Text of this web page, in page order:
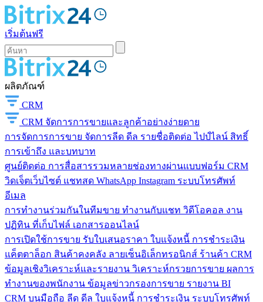
เริ่มต้นฟรี
ผลิตภัณฑ์
CRM
CRM จัดการการขายและลูกค้าอย่างง่ายดาย
การจัดการการขาย จัดการลีด ดีล รายชื่อติดต่อ ไปป์ไลน์ สิทธิ์
การเข้าถึง และบทบาท
ศูนย์ติดต่อ การสื่อสารรวมหลายช่องทางผ่านแบบฟอร์ม CRM
วิดเจ็ตเว็บไซต์ แชทสด WhatsApp Instagram ระบบโทรศัพท์
อีเมล
การทำงานร่วมกันในทีมขาย ทำงานกับแชท วิดีโอคอล งาน
ปฏิทิน ที่เก็บไฟล์ เอกสารออนไลน์
การเปิดใช้การขาย รับใบเสนอราคา ใบแจ้งหนี้ การชำระเงิน
แค็ตตาล็อก สินค้าคงคลัง ลายเซ็นอิเล็กทรอนิกส์ ร้านค้า CRM
ข้อมูลเชิงวิเคราะห์และรายงาน วิเคราะห์กรวยการขาย ผลการ
ทำงานของพนักงาน ข้อมูลข่าวกรองการขาย รายงาน BI
CRM บนมือถือ ลีด ดีล ใบแจ้งหนี้ การชำระเงิน ระบบโทรศัพท์